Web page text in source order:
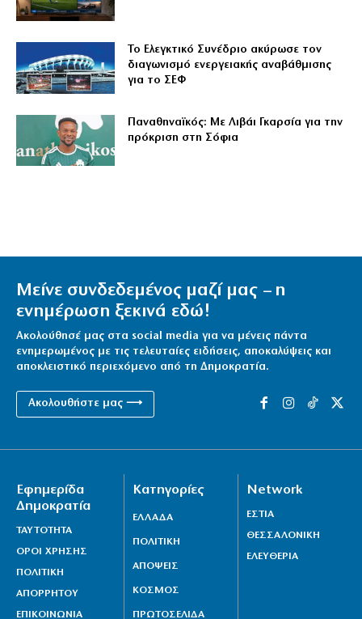
Το Ελεγκτικό Συνέδριο ακύρωσε τον
διαγωνισμό ενεργειακής αναβάθμισης
για το ΣΕΦ
Παναθηναϊκός: Με Λιβάι Γκαρσία για την
πρόκριση στη Σόφια
Μείνε συνδεδεμένος μαζί μας – η
ενημέρωση ξεκινά εδώ!
Ακολούθησέ μας στα social media για να μένεις πάντα
ενημερωμένος με τις τελευταίες ειδήσεις, αποκαλύψεις και
αποκλειστικό περιεχόμενο από τη Δημοκρατία.
Ακολουθήστε μας ⟶
Εφημερίδα
Δημοκρατία
ΤΑΥΤΟΤΗΤΑ
ΟΡΟΙ ΧΡΗΣΗΣ
ΠΟΛΙΤΙΚΗ
ΑΠΟΡΡΗΤΟΥ
ΕΠΙΚΟΙΝΩΝΙΑ
Κατηγορίες
ΕΛΛΑΔΑ
ΠΟΛΙΤΙΚΗ
ΑΠΟΨΕΙΣ
ΚΟΣΜΟΣ
ΠΡΩΤΟΣΕΛΙΔΑ
Network
ΕΣΤΙΑ
ΘΕΣΣΑΛΟΝΙΚΗ
ΕΛΕΥΘΕΡΙΑ